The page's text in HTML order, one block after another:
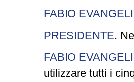
FABIO
PRESIDENTE.
FABIO
utilizzare tutti i